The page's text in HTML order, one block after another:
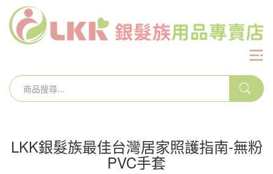
LKK銀髮族最佳台灣居家照護指南-無粉
PVC手套